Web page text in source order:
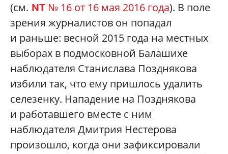
(см. NT № 16 от 16 мая 2016 года). В поле
зрения журналистов он попадал
и раньше: весной 2015 года на местных
выборах в подмосковной Балашихе
наблюдателя Станислава Позднякова
избили так, что ему пришлось удалить
селезенку. Нападение на Позднякова
и работавшего вместе с ним
наблюдателя Дмитрия Нестерова
произошло, когда они зафиксировали